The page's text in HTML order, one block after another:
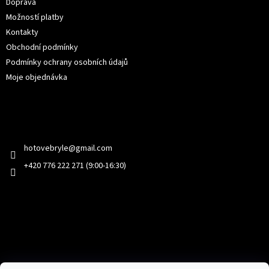
Doprava
Možností platby
Kontakty
Obchodní podmínky
Podmínky ochrany osobních údajů
Moje objednávka
hotovebryle@gmail.com
+420 776 222 271 (9:00-16:30)